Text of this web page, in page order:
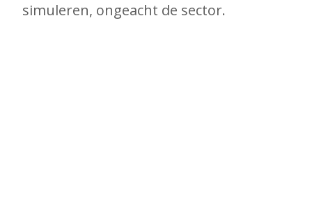
simuleren, ongeacht de sector.